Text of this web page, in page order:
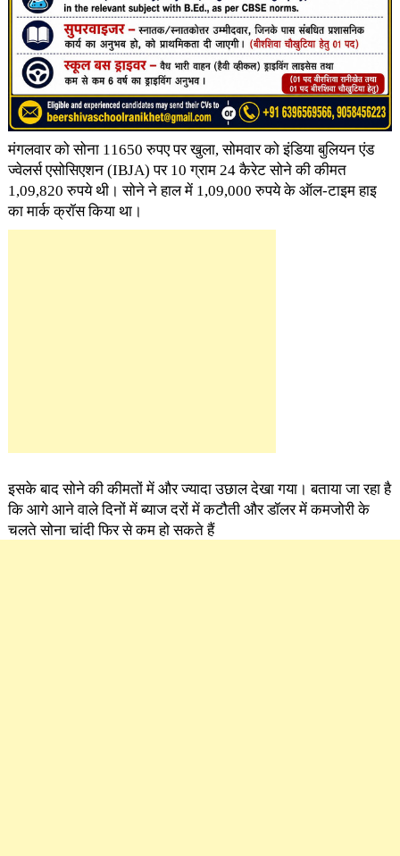
मंगलवार को सोना 11650 रुपए पर खुला, सोमवार को इंडिया बुलियन एंड
ज्वेलर्स एसोसिएशन (IBJA) पर 10 ग्राम 24 कैरेट सोने की कीमत
1,09,820 रुपये थी। सोने ने हाल में 1,09,000 रुपये के ऑल-टाइम हाइ
का मार्क क्रॉस किया था।
इसके बाद सोने की कीमतों में और ज्यादा उछाल देखा गया। बताया जा रहा है
कि आगे आने वाले दिनों में ब्याज दरों में कटौती और डॉलर में कमजोरी के
चलते सोना चांदी फिर से कम हो सकते हैं